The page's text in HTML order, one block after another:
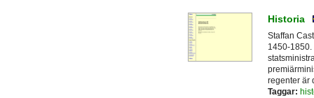
Historia
Staffan
1450-1850.
regenter är
Taggar: